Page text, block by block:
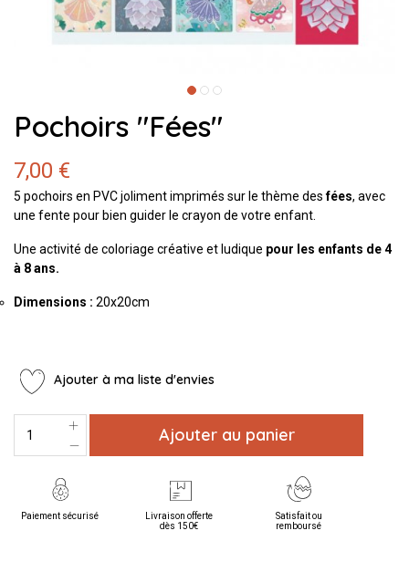
Pochoirs "Fées"
7,00 €
5 pochoirs en PVC joliment imprimés sur le thème desfées, avec
une fente pour bien guider le crayon de votre enfant.
Une activité de coloriage créative et ludique pour les enfants de 4
à 8 ans.
Dimensions : 20x20cm
Ajouter à ma liste d'envies
Ajouter au panier
Paiement sécurisé
Livraison offerte
dès 150€
Satisfait ou
remboursé